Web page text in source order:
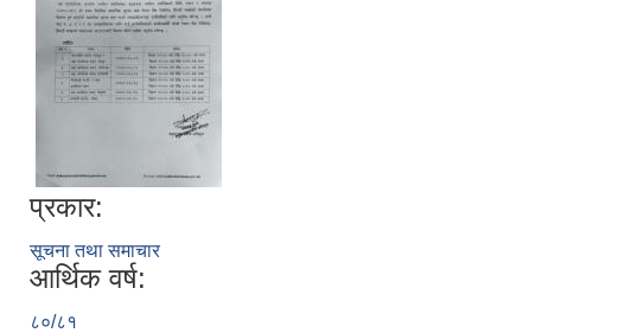
प्रकार:
सूचना तथा समाचार
आर्थिक वर्ष:
८०/८१